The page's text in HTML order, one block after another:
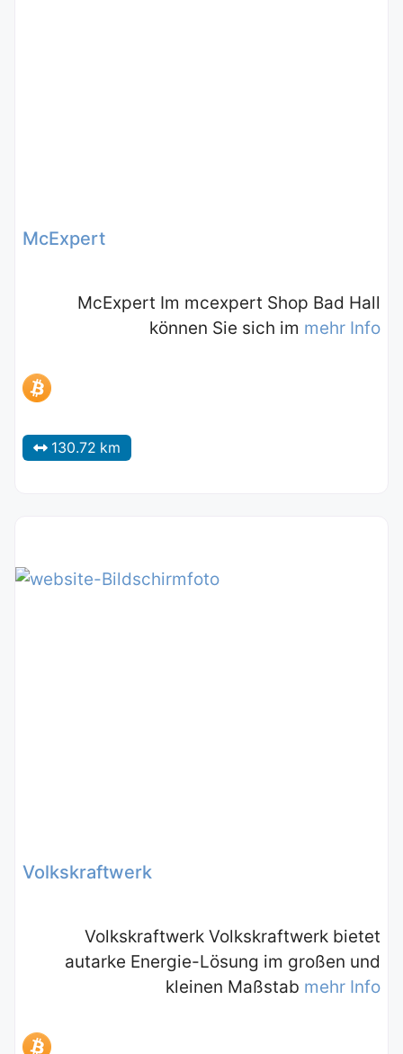
McExpert
McExpert Im mcexpert Shop Bad Hall
können Sie sich im mehr Info
130.72 km
Volkskraftwerk
Volkskraftwerk Volkskraftwerk bietet
autarke Energie-Lösung im großen und
kleinen Maßstab mehr Info